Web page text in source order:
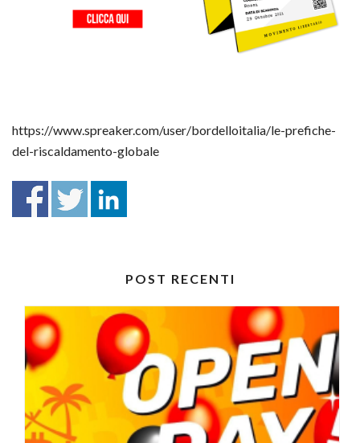
https://www.spreaker.com/user/bordelloitalia/le-prefiche-
del-riscaldamento-globale
POST RECENTI